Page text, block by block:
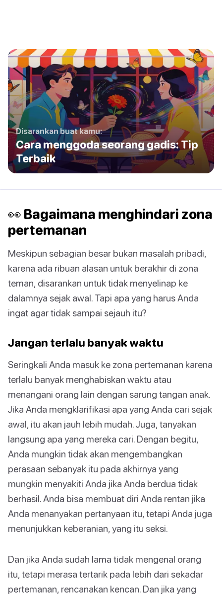
Disarankan buat kamu:
Cara menggoda seorang gadis: Tip
Terbaik
👀 Bagaimana menghindari zona
pertemanan
Meskipun sebagian besar bukan masalah pribadi,
karena ada ribuan alasan untuk berakhir di zona
teman, disarankan untuk tidak menyelinap ke
dalamnya sejak awal. Tapi apa yang harus Anda
ingat agar tidak sampai sejauh itu?
Jangan terlalu banyak waktu
Seringkali Anda masuk ke zona pertemanan karena
terlalu banyak menghabiskan waktu atau
menangani orang lain dengan sarung tangan anak.
Jika Anda mengklarifikasi apa yang Anda cari sejak
awal, itu akan jauh lebih mudah. Juga, tanyakan
langsung apa yang mereka cari. Dengan begitu,
Anda mungkin tidak akan mengembangkan
perasaan sebanyak itu pada akhirnya yang
mungkin menyakiti Anda jika Anda berdua tidak
berhasil. Anda bisa membuat diri Anda rentan jika
Anda menanyakan pertanyaan itu, tetapi Anda juga
menunjukkan keberanian, yang itu seksi.
Dan jika Anda sudah lama tidak mengenal orang
itu, tetapi merasa tertarik pada lebih dari sekadar
pertemanan, rencanakan kencan. Dan jika yang